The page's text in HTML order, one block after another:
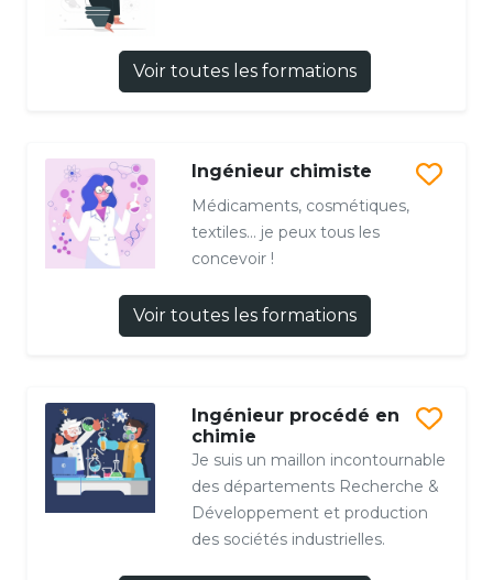
Voir toutes les formations
Ingénieur chimiste
Médicaments, cosmétiques,
textiles… je peux tous les
concevoir !
Voir toutes les formations
Ingénieur procédé en
chimie
Je suis un maillon incontournable
des départements Recherche &
Développement et production
des sociétés industrielles.